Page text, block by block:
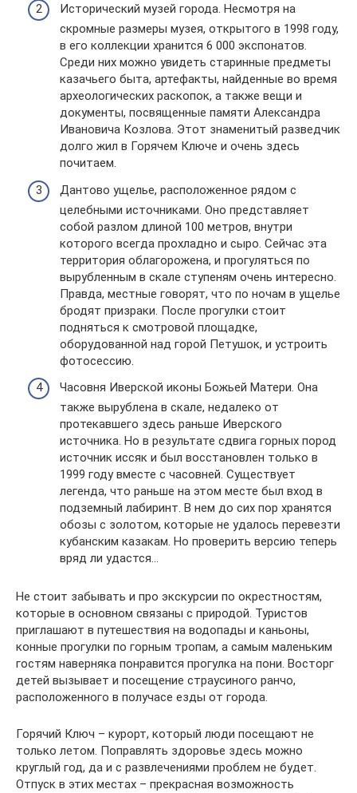
Исторический музей города. Несмотря на
скромные размеры музея, открытого в 1998 году,
в его коллекции хранится 6 000 экспонатов.
Среди них можно увидеть старинные предметы
казачьего быта, артефакты, найденные во время
археологических раскопок, а также вещи и
документы, посвященные памяти Александра
Ивановича Козлова. Этот знаменитый разведчик
долго жил в Горячем Ключе и очень здесь
почитаем.
Дантово ущелье, расположенное рядом с
целебными источниками. Оно представляет
собой разлом длиной 100 метров, внутри
которого всегда прохладно и сыро. Сейчас эта
территория облагорожена, и прогуляться по
вырубленным в скале ступеням очень интересно.
Правда, местные говорят, что по ночам в ущелье
бродят призраки. После прогулки стоит
подняться к смотровой площадке,
оборудованной над горой Петушок, и устроить
фотосессию.
Часовня Иверской иконы Божьей Матери. Она
также вырублена в скале, недалеко от
протекавшего здесь раньше Иверского
источника. Но в результате сдвига горных пород
источник иссяк и был восстановлен только в
1999 году вместе с часовней. Существует
легенда, что раньше на этом месте был вход в
подземный лабиринт. В нем до сих пор хранятся
обозы с золотом, которые не удалось перевезти
кубанским казакам. Но проверить версию теперь
вряд ли удастся…
Не стоит забывать и про экскурсии по окрестностям,
которые в основном связаны с природой. Туристов
приглашают в путешествия на водопады и каньоны,
конные прогулки по горным тропам, а самым маленьким
гостям наверняка понравится прогулка на пони. Восторг
детей вызывает и посещение страусиного ранчо,
расположенного в получасе езды от города.
Горячий Ключ – курорт, который люди посещают не
только летом. Поправлять здоровье здесь можно
круглый год, да и с развлечениями проблем не будет.
Отпуск в этих местах – прекрасная возможность